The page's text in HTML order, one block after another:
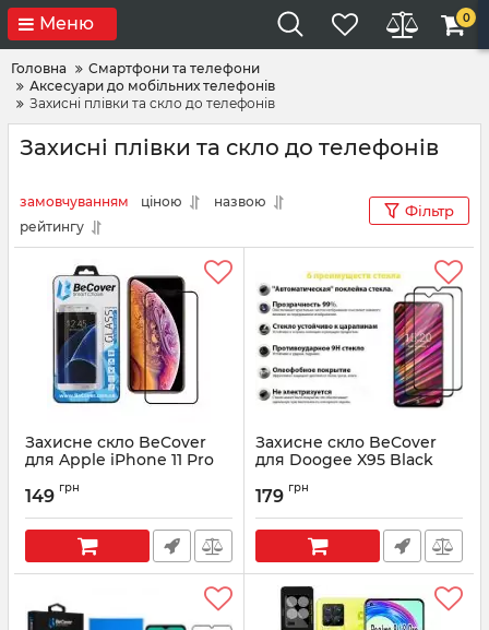
Меню 0
Головна
Смартфони та телефони
Аксесуари до мобільних телефонів
Захисні плівки та скло до телефонів
Захисні плівки та скло до телефонів
замовчуванням ціною
назвою
рейтингу
Фільтр
Захисне скло BeCover
для Apple iPhone 11 Pro
Артикул:
149 грн
Захисне скло BeCover
для Doogee X95 Black
Артикул:
179 грн